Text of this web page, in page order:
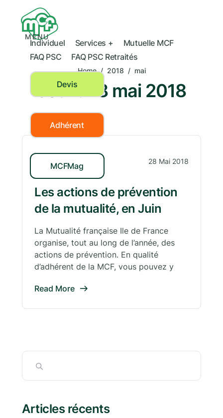
MENU
Individuel Services +
Mutuelle MCF
FAQ PSC
FAQ PSC Retraités
Devis
Adhérent
MCFMag
Home / 2018 / mai
Jour :28 mai 2018
Actualités MCF 28 Mai 2018
Les actions de prévention
de la mutualité, en Juin
La Mutualité française Ile de France
organise, tout au long de l’année, des
actions de prévention. En qualité
d’adhérent de la MCF, vous pouvez y
Read More
Articles récents